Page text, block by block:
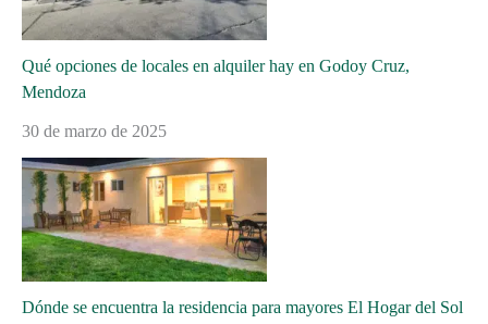
Qué opciones de locales en alquiler hay en Godoy Cruz,
Mendoza
30 de marzo de 2025
Dónde se encuentra la residencia para mayores El Hogar del Sol